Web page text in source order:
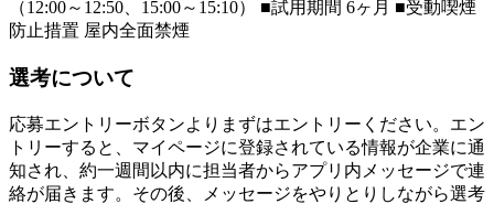
（12:00～12:50、15:00～15:10） ■試用期間 6ヶ月 ■受動喫煙
防止措置 屋内全面禁煙
選考について
応募エントリーボタンよりまずはエントリーください。エン
トリーすると、マイページに登録されている情報が企業に通
知され、約一週間以内に担当者からアプリ内メッセージで連
絡が届きます。その後、メッセージをやりとりしながら選考